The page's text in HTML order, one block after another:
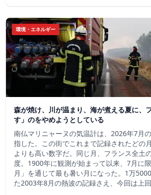
環境・エネルギー
森が焼け、川が温まり、海が煮える夏に、
す」のをやめようとしている
南仏マリニャーヌの気温計は、2026年7月
指した。この街でこれまで記録されたどの
よりも高い数字だ。同じ月、フランス全土
度。1900年に観測が始まって以来、7月に
月」を通じて最も暑い月になった。1万
た2003年8月の熱波の記録さえ、今回は上回